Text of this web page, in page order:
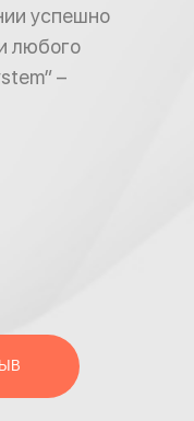
успешно
любого
–